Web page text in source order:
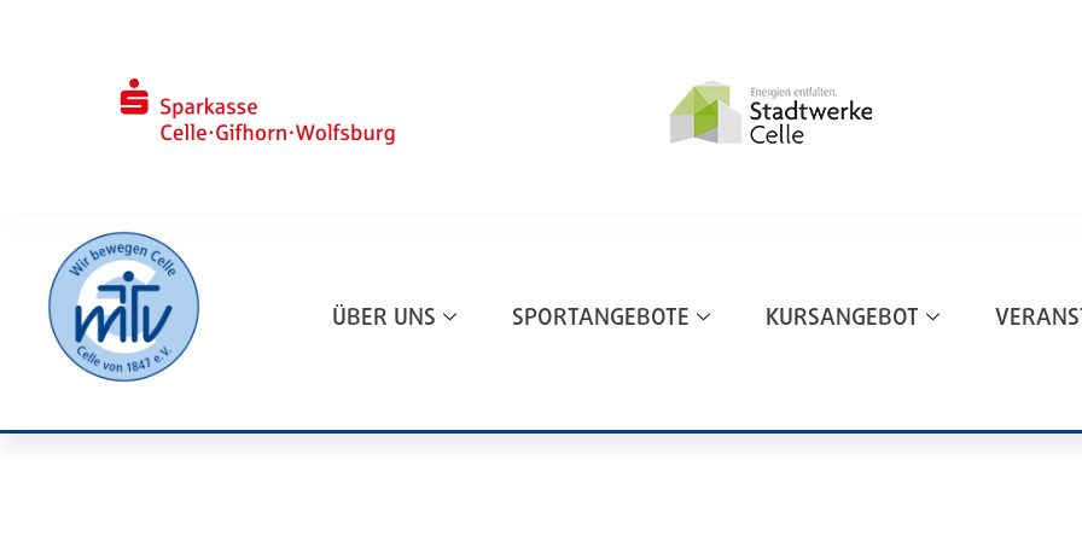
ÜBER UNS SPORTANGEBOTE KURSANGEBOT